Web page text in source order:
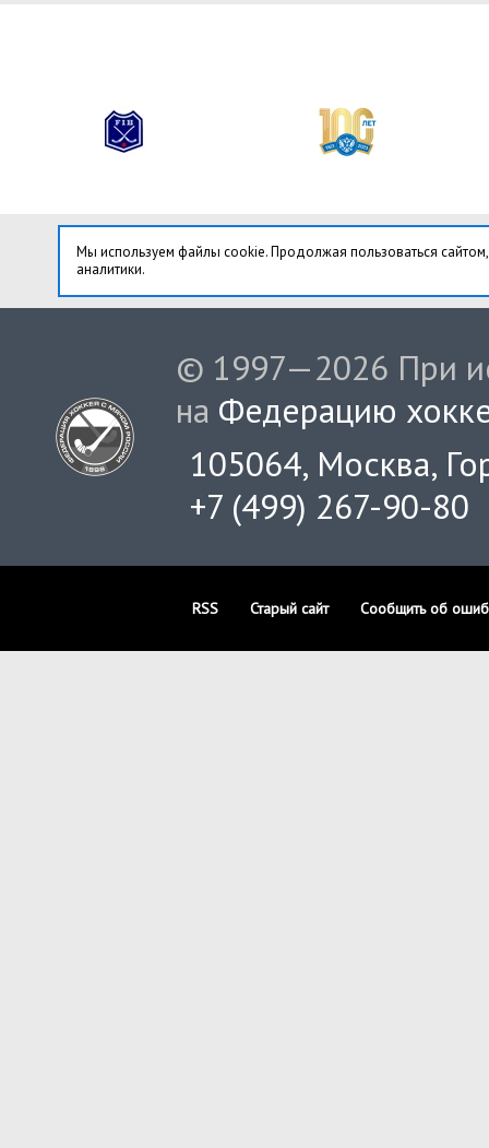
Мы используем файлы cookie. Продолжая пользоваться
аналитики.
© 1997—2026 При
на Федерацию
105064, Москва,
+7 (499) 267-90-80
RSS Старый сайт Сообщить об